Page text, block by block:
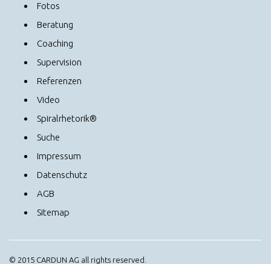
Fotos
Beratung
Coaching
Supervision
Referenzen
Video
Spiralrhetorik®
Suche
Impressum
Datenschutz
AGB
Sitemap
© 2015 CARDUN AG all rights reserved.